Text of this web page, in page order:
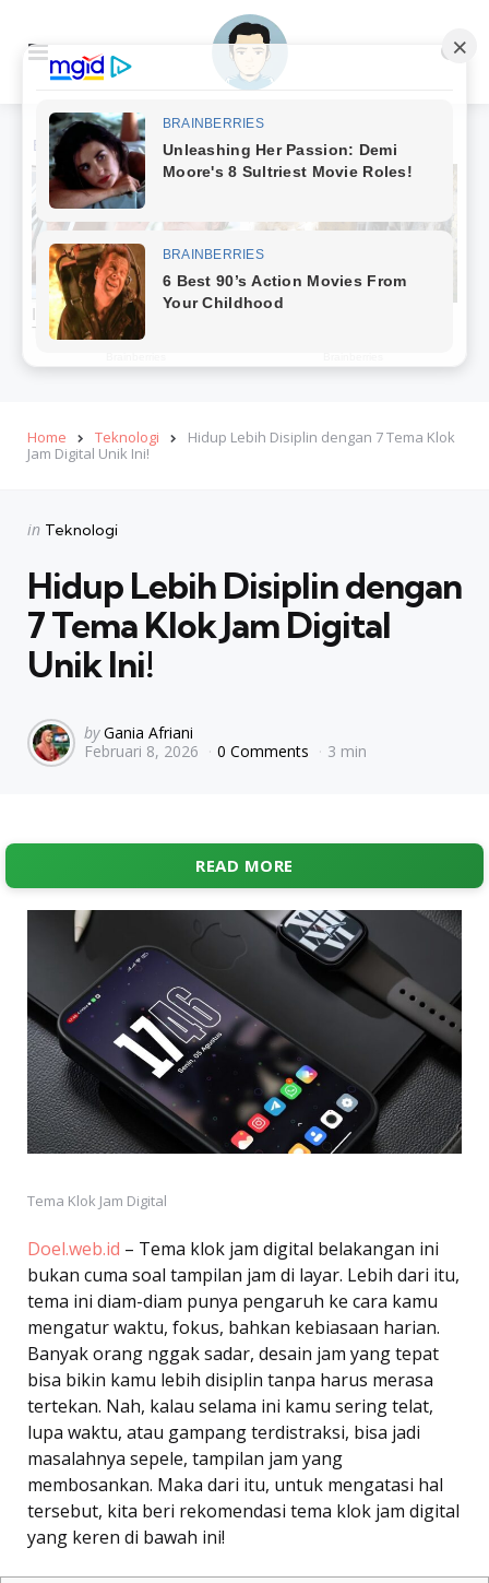
Menu
Home Teknologi
Hidup Lebih Disiplin dengan 7 Tema Klok
Jam Digital Unik Ini!
Categories
Posted
in Teknologi
Hidup Lebih Disiplin dengan
7 Tema Klok Jam Digital
Unik Ini!
Posted
by
by Gania Afriani
Februari 8, 2026
0 Comments 3 min
READ MORE
Tema Klok Jam Digital
Doel.web.id – Tema klok jam digital belakangan ini
bukan cuma soal tampilan jam di layar. Lebih dari itu,
tema ini diam-diam punya pengaruh ke cara kamu
mengatur waktu, fokus, bahkan kebiasaan harian.
Banyak orang nggak sadar, desain jam yang tepat
bisa bikin kamu lebih disiplin tanpa harus merasa
tertekan. Nah, kalau selama ini kamu sering telat,
lupa waktu, atau gampang terdistraksi, bisa jadi
masalahnya sepele, tampilan jam yang
membosankan. Maka dari itu, untuk mengatasi hal
tersebut, kita beri rekomendasi tema klok jam digital
yang keren di bawah ini!